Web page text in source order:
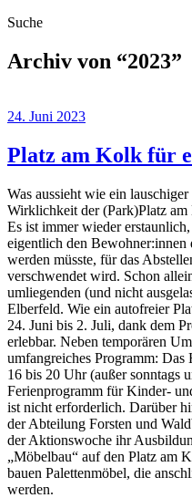
Suche
Archiv von “2023”
24. Juni 2023
Platz am Kolk für
Was aussieht wie ein
Wirklichkeit der (Park)Platz
Es ist immer wieder
eigentlich den Bewohner:innen
werden müsste, für das
verschwendet wird. Schon
umliegenden (und nicht
Elberfeld. Wie ein autofreier
24. Juni bis 2. Juli, dank dem
erlebbar. Neben temporären
umfangreiches Programm: Das
16 bis 20 Uhr (außer sonntags
Ferienprogramm für Kinder-
ist nicht erforderlich. Darüber
der Abteilung Forsten und
der Aktionswoche ihr
„Möbelbau“ auf den Platz am
bauen Palettenmöbel, die
werden.